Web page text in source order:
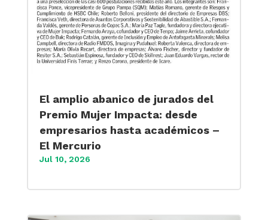
El amplio abanico de jurados del
Premio Mujer Impacta: desde
empresarios hasta académicos –
El Mercurio
Jul 10, 2026